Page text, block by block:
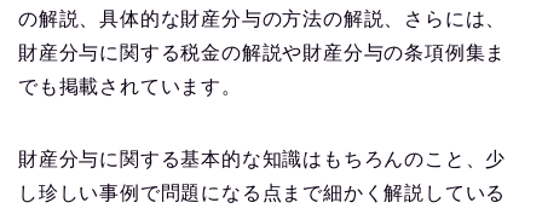
の解説、具体的な財産分与の方法の解説、さらには、
財産分与に関する税金の解説や財産分与の条項例集ま
でも掲載されています。
財産分与に関する基本的な知識はもちろんのこと、少
し珍しい事例で問題になる点まで細かく解説している